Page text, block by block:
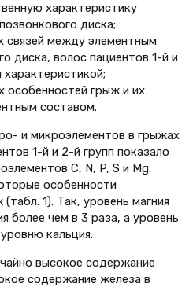
характеристику
диска;
связей между элементным
диска, волос пациентов 1-й и
характеристикой;
особенностей грыж и их
составом.
и микроэлементов в грыжах
1-й и 2-й групп показало
C, N, P, S и Mg.
особенности
1). Так, уровень магния
более чем в 3 раза, а уровень
кальция.
высокое содержание
содержание железа в